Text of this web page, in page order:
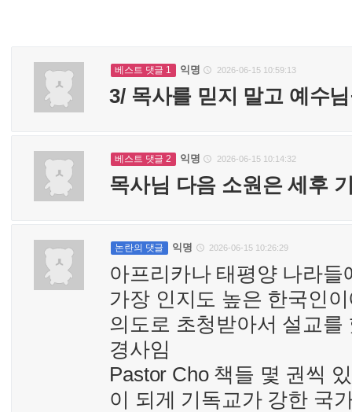
베스트 댓글 1 익명  2026-06-15 10:59:13
3/ 목사를 믿지 말고 예수
베스트 댓글 2 익명  2026-06-15 10:14:32
목사님 다음 소원은 세후
논란의 댓글 익명  2026-06-15 10:26:29
아프리카나 태평양 나라
가장 인지도 높은 한국인
의도로 초청받아서 설교
경사임
Pastor Cho 책들 몇 권씩
이 되게 기독교가 강한 국